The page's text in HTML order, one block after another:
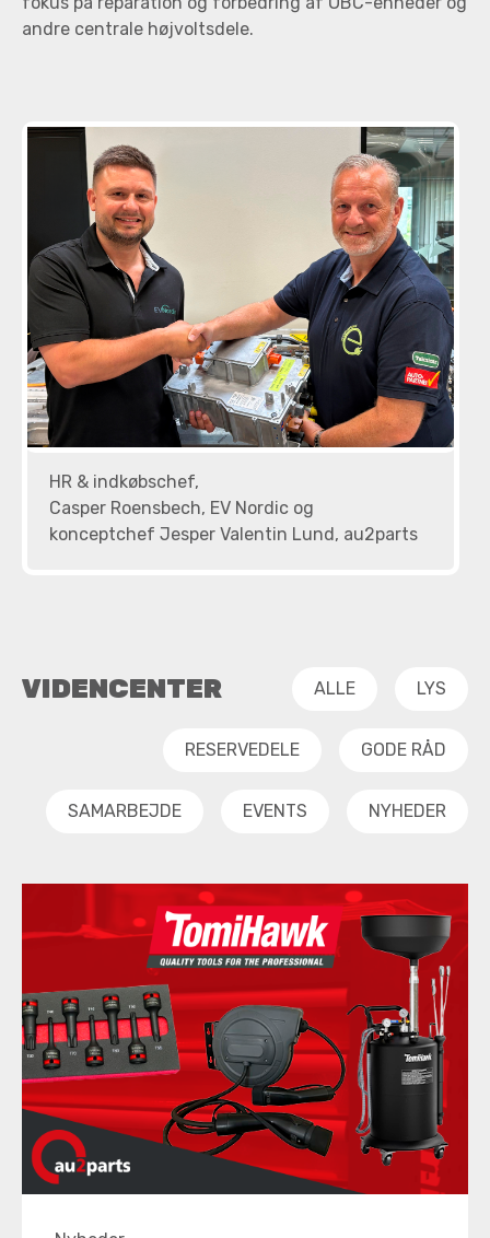
andre centrale højvoltsdele.
HR & indkøbschef,
Casper Roensbech, EV Nordic og
konceptchef Jesper Valentin Lund, au2parts
VIDENCENTER ALLE LYS
RESERVEDELE GODE RÅD
SAMARBEJDE EVENTS NYHEDER